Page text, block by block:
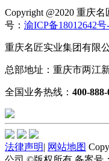
Copyright @2020 重庆
号： 渝ICP备18012642号
重庆名匠实业集团有限
总部地址：重庆市两江
全国业务热线： 400-
法律声明| 网站地图